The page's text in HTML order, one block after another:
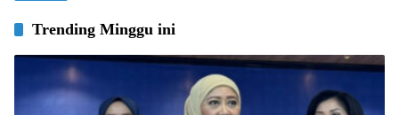
Trending Minggu ini